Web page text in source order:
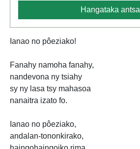
Hangataka antsa
Ianao no pôeziako!
Fanahy namoha fanahy,
nandevona ny tsiahy
sy ny lasa tsy mahasoa
nanaitra izato fo.
Ianao no pôeziako,
andalan-tononkirako,